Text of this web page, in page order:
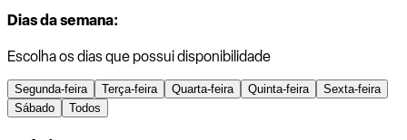
Dias da semana:
Escolha os dias que possui disponibilidade
Segunda-feira Terça-feira Quarta-feira Quinta-feira
Sexta-feira
Sábado
Todos